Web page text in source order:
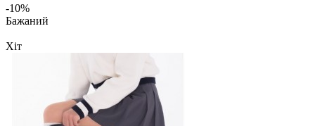
-10%
Бажаний
Хіт